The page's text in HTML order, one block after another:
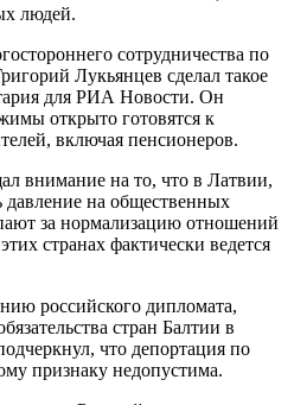
людей.
сотрудничества по
Лукьянцев сделал такое
для РИА Новости. Он
открыто готовятся к
включая пенсионеров.
внимание на то, что в Латвии,
на общественных
за нормализацию отношений
странах фактически ведется
российского дипломата,
стран Балтии в
что депортация по
признаку недопустима.